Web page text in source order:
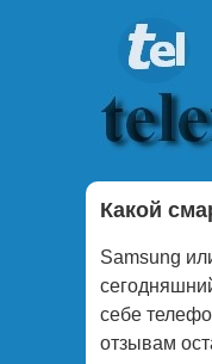
Какой
Samsung
себе
отзывам